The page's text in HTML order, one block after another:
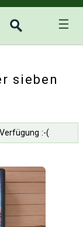
☰
sieben
:-(